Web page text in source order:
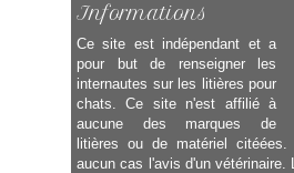
Informations
Ce site est indépendant et a
pour but de renseigner les
internautes sur les litières pour
chats. Ce site n'est affilié à
aucune des marques de
litières ou de matériel
aucun cas l'avis d'un vétérinaire.